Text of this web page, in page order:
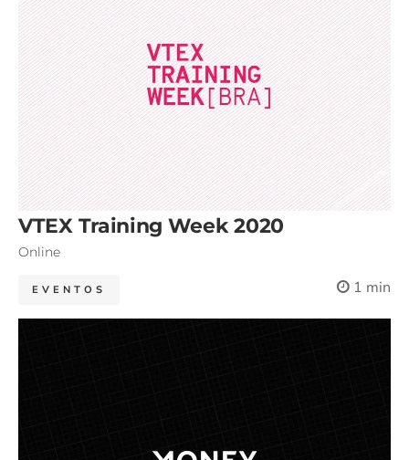
VTEX Training Week 2020
Online
EVENTOS 1 min